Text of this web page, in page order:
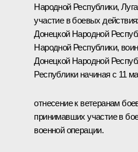
Народной Республики,
участие в боевых
Донецкой Народной
Народной Республики,
Донецкой Народной
Республики начиная с 11
отнесение к ветеранам
принимавших участие в
военной операции.